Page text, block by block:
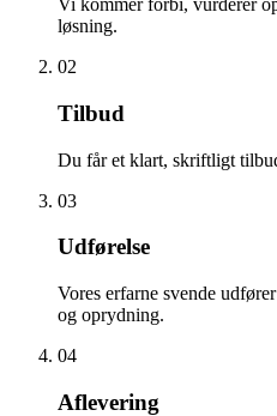
Vi kommer forbi, vurderer
løsning.
02
Tilbud
Du får et klart, skriftligt
03
Udførelse
Vores erfarne svende
og oprydning.
04
Aflevering